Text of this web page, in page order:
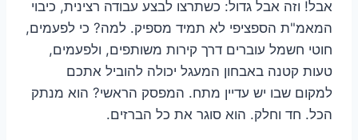
אבל! וזה אבל גדול: כשתרצו לבצע עבודה רצינית, כיבוי
המאמ"ת הספציפי לא תמיד מספיק. למה? כי לפעמים,
חוטי חשמל עוברים דרך קירות משותפים, ולפעמים,
טעות קטנה באבחון המעגל יכולה להוביל אתכם
למקום שבו יש עדיין מתח. המפסק הראשי? הוא מנתק
הכל. חד וחלק. הוא סוגר את כל הברזים.